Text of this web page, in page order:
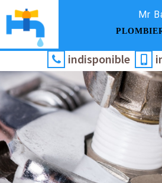
Mr
indisponible